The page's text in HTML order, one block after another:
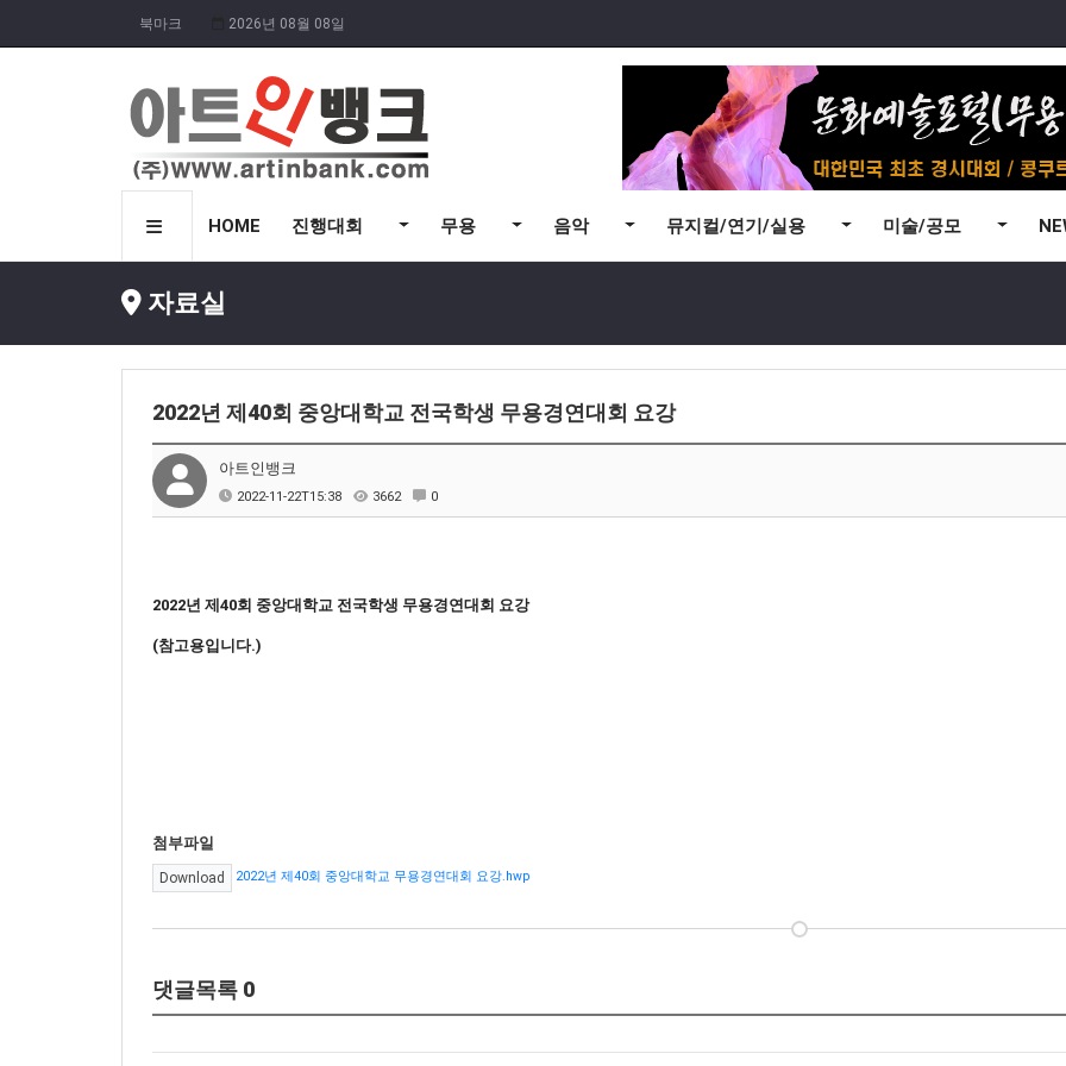
북마크 2026년 08월 08일
HOME 진행대회 무용 음악 뮤지컬/연기/실용 미술/공모
자료실
2022년 제40회 중앙대학교 전국학생 무용경연대회 요강
아트인뱅크
2022-11-22T15:38 3662 0
2022년 제40회 중앙대학교 전국학생 무용경연대회 요강
(참고용입니다.)
첨부파일
Download 2022년 제40회 중앙대학교 무용경연대회 요강.hwp
댓글목록 0